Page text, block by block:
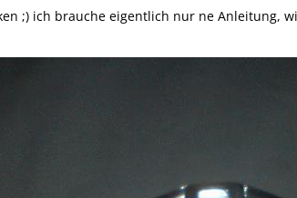
;) ich brauche eigentlich nur ne Anleitung,